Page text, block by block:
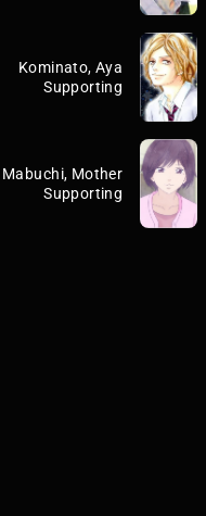
Kominato, Aya
Supporting
Mabuchi, Mother
Supporting